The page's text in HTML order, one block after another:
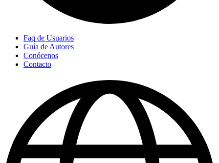
Faq de Usuarios
Guía de Autores
Conócenos
Contacto